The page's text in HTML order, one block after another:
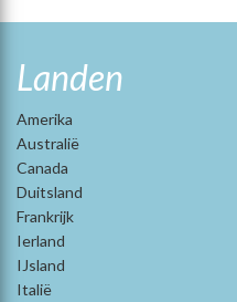
Landen
Amerika
Australië
Canada
Duitsland
Frankrijk
Ierland
IJsland
Italië